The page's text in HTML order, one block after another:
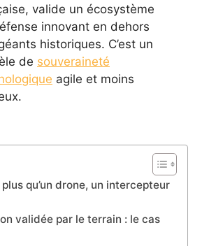
valide un écosystème
innovant en dehors
historiques. C’est un
de souveraineté
agile et moins
qu’un drone, un intercepteur
validée par le terrain : le cas